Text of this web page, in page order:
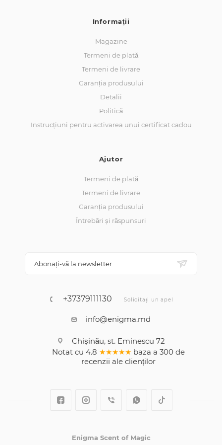
Informaţii
Magazine
Termeni de plată
Termeni de livrare
Garanția produsului
Detalii
Politică
Instrucțiuni pentru activarea unui certificat cadou
Ajutor
Termeni de plată
Termeni de livrare
Garanția produsului
Întrebări și răspunsuri
Abonați-vă la newsletter
+37379111130 Solicitați un apel
info@enigma.md
Chișinău, st. Eminescu 72
Notat cu 4.8 ★★★★★ baza a 300 de
recenzii ale clienților
Enigma Scent of Magic